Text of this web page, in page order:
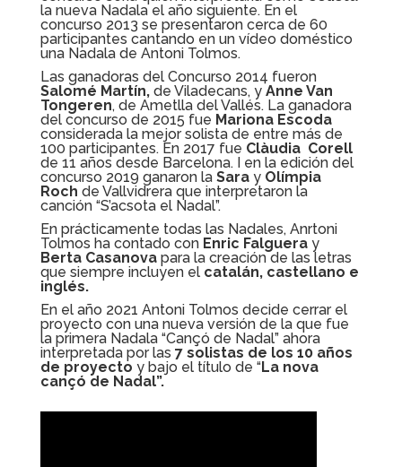
la nueva Nadala el año siguiente. En el
concurso 2013 se presentaron cerca de 60
participantes cantando en un vídeo doméstico
una Nadala de Antoni Tolmos.
Las ganadoras del Concurso 2014 fueron
Salomé Martín,de Viladecans, y Anne Van
Tongeren, de Ametlla del Vallés. La ganadora
del concurso de 2015 fue Mariona Escoda
considerada la mejor solista de entre más de
100 participantes. En 2017 fue Clàudia Corell
de 11 años desde Barcelona. I en la edición del
concurso 2019 ganaron la Sara yOlímpia
Roch de Vallvidrera que interpretaron la
canción “S’acsota el Nadal”.
En prácticamente todas las Nadales, Anrtoni
Tolmos ha contado con Enric Falguera y
Berta Casanovapara la creación de las letras
que siempre incluyen el catalán, castellano e
inglés.
En el año 2021 Antoni Tolmos decide cerrar el
proyecto con una nueva versión de la que fue
la primera Nadala “Cançó de Nadal” ahora
interpretada por las 7 solistas de los 10 años
de proyecto y bajo el título de “La nova
cançó de Nadal”.